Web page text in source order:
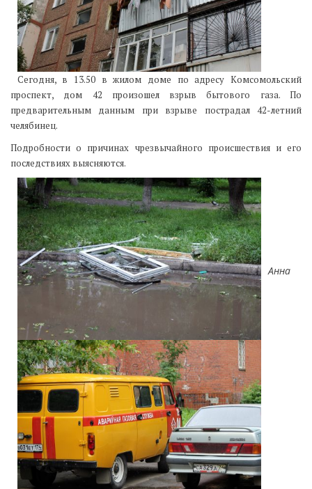
Сегодня, в 13.50 в жилом доме по адресу Комсомольский
проспект, дом 42 произошел взрыв бытового газа. По
предварительным данным при взрыве пострадал 42-летний
челябинец.
Подробности о причинах чрезвычайного происшествия и его
последствиях выясняются.
Анна